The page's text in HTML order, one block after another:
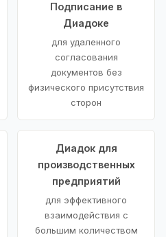
Подписание в
Диадоке
для удаленного
согласования
документов без
физического присутствия
сторон
Диадок для
производственных
предприятий
для эффективного
взаимодействия с
большим количеством